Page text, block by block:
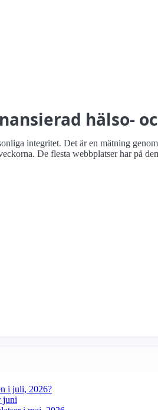
hälso-
integritet. Det är en mätning genom
De flesta webbplatser har på
i juli, 2026?
juni